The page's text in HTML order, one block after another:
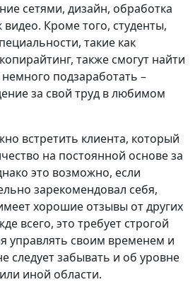
сетями, дизайн, обработка
Кроме того, студенты,
такие как
также смогут найти
подзаработать –
за свой труд в любимом
встретить клиента, который
на постоянной основе за
это возможно, если
зарекомендовал себя,
хорошие отзывы от других
всего, это требует строгой
управлять своим временем и
следует забывать и об уровне
иной области.